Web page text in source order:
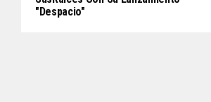
"Despacio"